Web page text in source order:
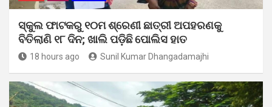
ସ୍କୁଲ ଫାଟକରୁ ୧୦ମ ଶ୍ରେଣୀ ଛାତ୍ରୀ ଅପହରଣକୁ
ବିତିଲାଣି ୧୮ ଦିନ; ଖାଲି ପଡ଼ିଛି ପୋଲିସ ହାତ
18 hours ago Sunil Kumar Dhangadamajhi